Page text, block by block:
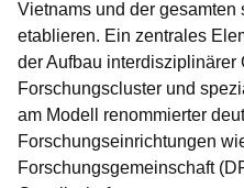
Vietnams und der
etablieren. Ein zentrales
der Aufbau interdisziplinärer
Forschungscluster und
am Modell renommierter
Forschungseinrichtungen
Forschungsgemeinschaft